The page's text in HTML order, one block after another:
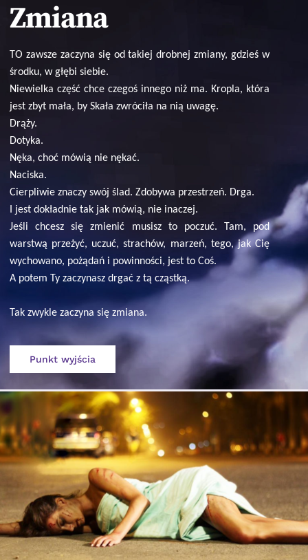
Zmiana
TO zawsze zaczyna się od takiej drobnej zmiany, gdzieś w
środku, w głębi siebie.
Niewielka część chce czegoś innego niż ma. Kropla, która
jest zbyt mała, by Skała zwróciła na nią uwagę.
Drąży.
Dotyka.
Nęka, choć mówią nie nękać.
Naciska.
Cierpliwie znaczy swój ślad. Zdobywa przestrzeń. Drga.
I jest dokładnie tak jak mówią, nie inaczej.
Jeśli chcesz się zmienić musisz to poczuć. Tam, pod
warstwą przeżyć, uczuć, strachów, marzeń, tego, jak Cię
wychowano, pożądań i powinności, jest to Coś.
A potem Ty zaczynasz drgać z tą cząstką.
Tak zwykle zaczyna się zmiana.
Punkt wyjścia